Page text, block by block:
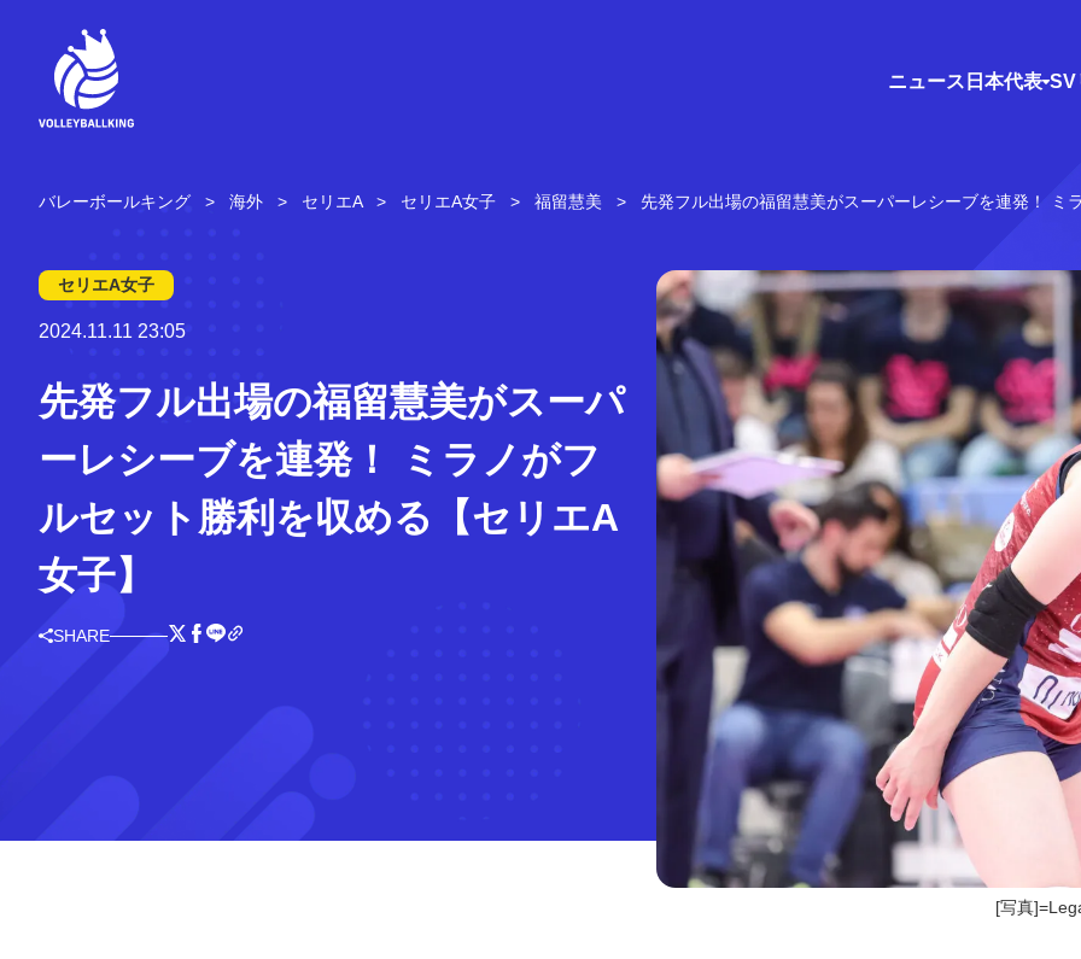
ニュース 日本代表 SV
バレーボールキング 海外 セリエA セリエA女子 福留慧美 先発フル出場の福留慧美がスーパーレシーブを連発！ ミ
セリエA女子
2024.11.11 23:05
先発フル出場の福留慧美がスーパ
ーレシーブを連発！ ミラノがフ
ルセット勝利を収める【セリエA
女子】
SHARE
[写真